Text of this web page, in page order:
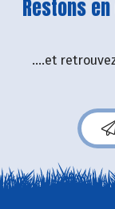
Restons
....et